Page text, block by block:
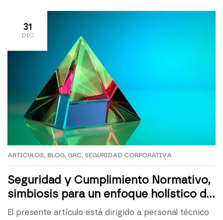
disponible, actualizada, sea […]
31
DIC
ARTICULOS, BLOG, GRC, SEGURIDAD CORPORATIVA
Seguridad y Cumplimiento Normativo,
simbiosis para un enfoque holístico de
la seguridad
El presente artículo está dirigido a personal técnico